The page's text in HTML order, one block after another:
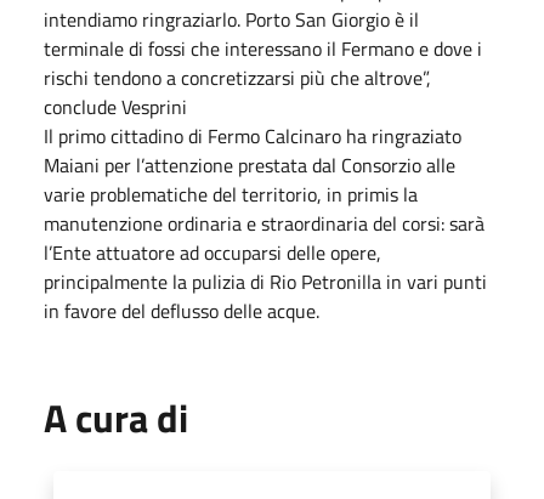
intendiamo ringraziarlo. Porto San Giorgio è il
terminale di fossi che interessano il Fermano e dove i
rischi tendono a concretizzarsi più che altrove”,
conclude Vesprini
Il primo cittadino di Fermo Calcinaro ha ringraziato
Maiani per l’attenzione prestata dal Consorzio alle
varie problematiche del territorio, in primis la
manutenzione ordinaria e straordinaria del corsi: sarà
l’Ente attuatore ad occuparsi delle opere,
principalmente la pulizia di Rio Petronilla in vari punti
in favore del deflusso delle acque.
A cura di